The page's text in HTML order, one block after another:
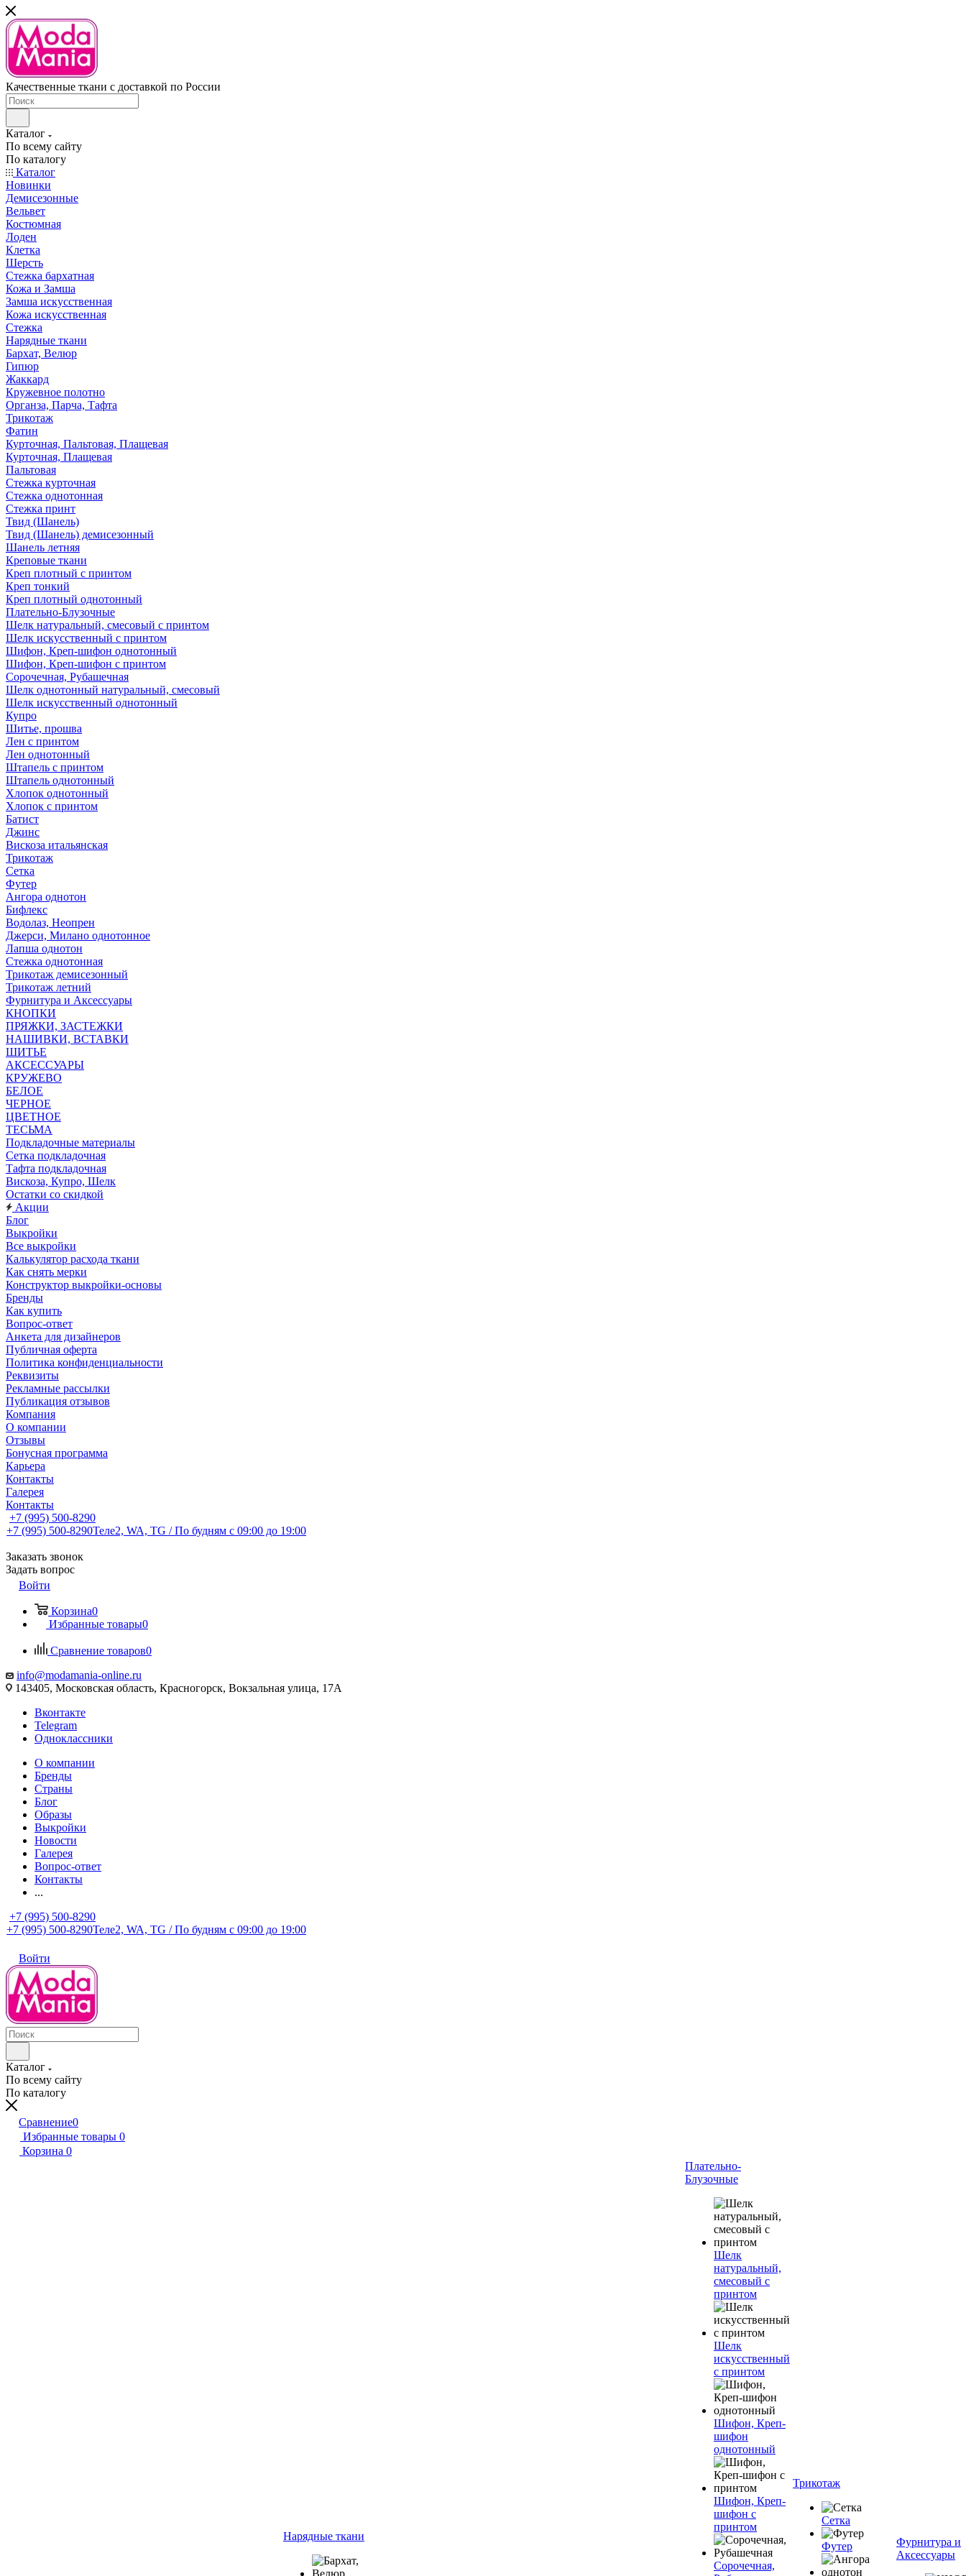
Качественные ткани с доставкой по России
Каталог
По всему сайту
По каталогу
Каталог
Новинки
Демисезонные
Вельвет
Костюмная
Лоден
Клетка
Шерсть
Стежка бархатная
Кожа и Замша
Замша искусственная
Кожа искусственная
Стежка
Нарядные ткани
Бархат, Велюр
Гипюр
Жаккард
Кружевное полотно
Органза, Парча, Тафта
Трикотаж
Фатин
Курточная, Пальтовая, Плащевая
Курточная, Плащевая
Пальтовая
Стежка курточная
Стежка однотонная
Стежка принт
Твид (Шанель)
Твид (Шанель) демисезонный
Шанель летняя
Креповые ткани
Креп плотный с принтом
Креп тонкий
Креп плотный однотонный
Плательно-Блузочные
Шелк натуральный, смесовый с принтом
Шелк искусственный с принтом
Шифон, Креп-шифон однотонный
Шифон, Креп-шифон с принтом
Сорочечная, Рубашечная
Шелк однотонный натуральный, смесовый
Шелк искусственный однотонный
Купро
Шитье, прошва
Лен с принтом
Лен однотонный
Штапель с принтом
Штапель однотонный
Хлопок однотонный
Хлопок с принтом
Батист
Джинс
Вискоза итальянская
Трикотаж
Сетка
Футер
Ангора однотон
Бифлекс
Водолаз, Неопрен
Джерси, Милано однотонное
Лапша однотон
Стежка однотонная
Трикотаж демисезонный
Трикотаж летний
Фурнитура и Аксессуары
КНОПКИ
ПРЯЖКИ, ЗАСТЕЖКИ
НАШИВКИ, ВСТАВКИ
ШИТЬЕ
АКСЕССУАРЫ
КРУЖЕВО
БЕЛОЕ
ЧЕРНОЕ
ЦВЕТНОЕ
ТЕСЬМА
Подкладочные материалы
Сетка подкладочная
Тафта подкладочная
Вискоза, Купро, Шелк
Остатки со скидкой
Акции
Блог
Выкройки
Все выкройки
Калькулятор расхода ткани
Как снять мерки
Конструктор выкройки-основы
Бренды
Как купить
Вопрос-ответ
Анкета для дизайнеров
Публичная оферта
Политика конфиденциальности
Реквизиты
Рекламные рассылки
Публикация отзывов
Компания
О компании
Отзывы
Бонусная программа
Карьера
Контакты
Галерея
Контакты
+7 (995) 500-8290
+7 (995) 500-8290Теле2, WA, TG / По будням c 09:00 до 19:00
Заказать звонок
Задать вопрос
Войти
Корзина0
Избранные товары0
Сравнение товаров0
info@modamania-online.ru
143405, Московская область, Красногорск, Вокзальная улица, 17А
Вконтакте
Telegram
Одноклассники
О компании
Бренды
Страны
Блог
Образы
Выкройки
Новости
Галерея
Вопрос-ответ
Контакты
...
+7 (995) 500-8290
+7 (995) 500-8290Теле2, WA, TG / По будням c 09:00 до 19:00
Войти
Каталог
По всему сайту
По каталогу
Сравнение0
Избранные товары 0
Корзина 0
Нарядные ткани
Плательно-
Блузочные
Шелк
натуральный,
смесовый с
принтом
Шелк
искусственный
с принтом
Шифон, Креп-
шифон
однотонный
Шифон, Креп-
шифон с
принтом
Сорочечная,
Трикотаж
Сетка
Футер
Фурнитура и
Аксессуары